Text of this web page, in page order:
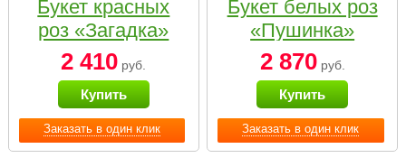
Заказать в один клик
Букет красных
роз «Загадка»
2 410 руб.
Купить
Заказать в один клик
Букет белых роз
«Пушинка»
2 870руб.
Купить